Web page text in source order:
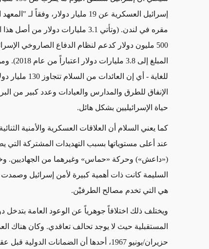
إسرائيل العسكرية عن 19 مليار دولار،
مقره في لندن. (وتأتي 3.1 مليارات
500 مليون دولار كدعم لنظام الدفاع الصاروخي
المبلغ
للغاية - أي إن
الإنفاق للطرق والمدارس والعيادات وعدد كبير من
حياة الإسرائيليين بشكل هائل.
كما يعني السلام أن العلاقات العسكرية والأمنية
عند أعلى مستوياتها بسبب التهديدات المشتركة التي
(«داعش») وحركة «حماس» وغيرهما من الجهاديين.
السليمة كانت ذات أهمية كبيرة لأمن إسرائيل وصمدت
هي التي تخدم مصالح الطرفيْن.
ويختلف ذلك اختلافاً جوهرياً عن الوعود العامة
المستقبلية حيث لا يوجد تحالف تعاقدي. وكان هناك
حزيران/يونيو 1967، أحدها أن الضمانات